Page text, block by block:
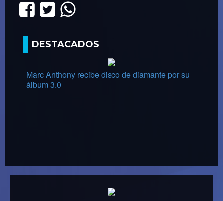
DESTACADOS
Marc Anthony recibe disco de diamante por su
álbum 3.0